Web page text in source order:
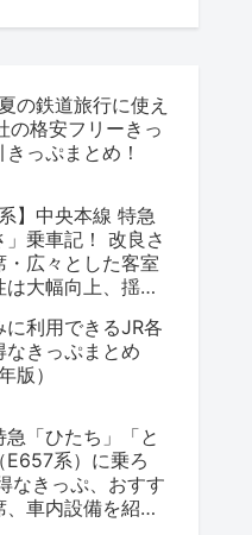
の鉄道旅行に使え
の格安フリーきっ
っぷまとめ！
】中央本線 特急
」乗車記！ 改良さ
・広々とした客室
は大幅向上、揺れ
・荷物置場の情報
に利用できるJR各
なきっぷまとめ
版）
急「ひたち」「と
E657系）に乗ろ
なきっぷ、おすす
、車内設備を紹介